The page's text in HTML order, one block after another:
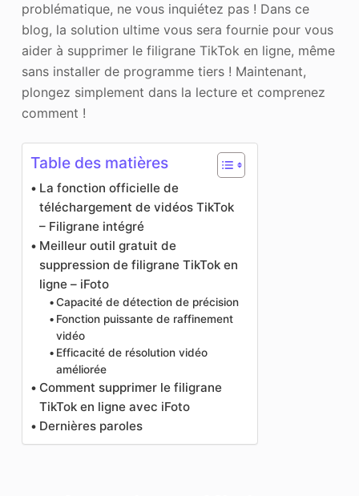
problématique, ne vous inquiétez pas ! Dans ce
blog, la solution ultime vous sera fournie pour vous
aider à supprimer le filigrane TikTok en ligne, même
sans installer de programme tiers ! Maintenant,
plongez simplement dans la lecture et comprenez
comment !
Table des matières
La fonction officielle de
téléchargement de vidéos TikTok
– Filigrane intégré
Meilleur outil gratuit de
suppression de filigrane TikTok en
ligne – iFoto
Capacité de détection de précision
Fonction puissante de raffinement
vidéo
Efficacité de résolution vidéo
améliorée
Comment supprimer le filigrane
TikTok en ligne avec iFoto
Dernières paroles